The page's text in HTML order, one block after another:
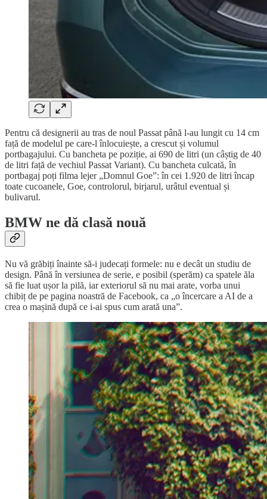
Pentru că designerii au tras de noul Passat până l-au lungit cu 14 cm
față de modelul pe care-l înlocuiește, a crescut și volumul
portbagajului. Cu bancheta pe poziție, ai 690 de litri (un câștig de 40
de litri față de vechiul Passat Variant). Cu bancheta culcată, în
portbagaj poți filma lejer „Domnul Goe”: în cei 1.920 de litri încap
toate cucoanele, Goe, controlorul, birjarul, urâtul eventual și
bulivarul.
BMW ne dă clasă nouă
Nu vă grăbiți înainte să-i judecați formele: nu e decât un studiu de
design. Până în versiunea de serie, e posibil (sperăm) ca spatele ăla
să fie luat ușor la pilă, iar exteriorul să nu mai arate, vorba unui
chibiț de pe pagina noastră de Facebook, ca „o încercare a AI de a
crea o mașină după ce i-ai spus cum arată una”.